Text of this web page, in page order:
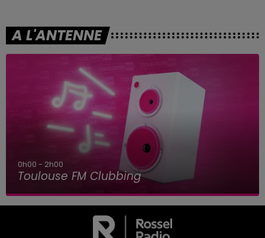
A L'ANTENNE
8h00 - 12h00
Le plein de hits